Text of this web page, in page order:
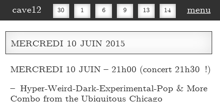
cave12 30 1 6 9 13 14
16 20 27 30
menu
MERCREDI 10 JUIN 2015
MERCREDI 10 JUIN – 21h00 (concert 21h30 !)
– Hyper-Weird-Dark-Experimental-Pop & More
Combo from the Ubiquitous Chicago